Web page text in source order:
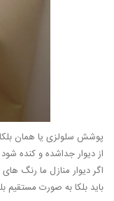
پوشش سلولزی یا همان
از دیوار جداشده و کنده
اگر دیوار منازل ما رنگ
باید بلکا به صورت مستقیم